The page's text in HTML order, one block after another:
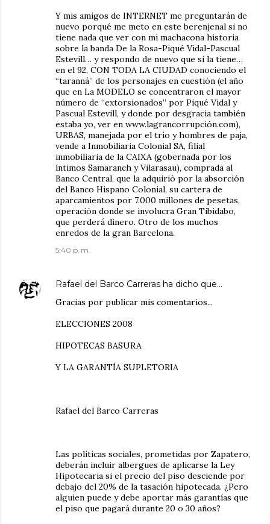
Y mis amigos de INTERNET me preguntarán de
nuevo porqué me meto en este berenjenal si no
tiene nada que ver con mi machacona historia
sobre la banda De la Rosa-Piqué Vidal-Pascual
Estevill… y respondo de nuevo que si la tiene…
en el 92, CON TODA LA CIUDAD conociendo el
“taranná” de los personajes en cuestión (el año
que en La MODELO se concentraron el mayor
número de “extorsionados” por Piqué Vidal y
Pascual Estevill, y donde por desgracia también
estaba yo, ver en www.lagrancorrupción.com),
URBAS, manejada por el trío y hombres de paja,
vende a Inmobiliaria Colonial SA, filial
inmobiliaria de la CAIXA (gobernada por los
íntimos Samaranch y Vilarasau), comprada al
Banco Central, que la adquirió por la absorción
del Banco Hispano Colonial, su cartera de
aparcamientos por 7.000 millones de pesetas,
operación donde se involucra Gran Tibidabo,
que perderá dinero. Otro de los muchos
enredos de la gran Barcelona.
5:40 p. m.
Rafael del Barco Carreras ha dicho que…
Gracias por publicar mis comentarios...
ELECCIONES 2008
HIPOTECAS BASURA
Y LA GARANTÍA SUPLETORIA
Rafael del Barco Carreras
Las políticas sociales, prometidas por Zapatero,
deberán incluir albergues de aplicarse la Ley
Hipotecaria si el precio del piso desciende por
debajo del 20% de la tasación hipotecada. ¿Pero
alguien puede y debe aportar más garantías que
el piso que pagará durante 20 o 30 años?